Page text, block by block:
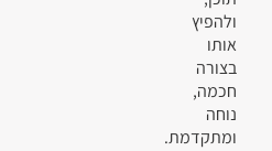
ולהפיץ
אותו
בצורה
חכמה,
נוחה
ומתקדמת.